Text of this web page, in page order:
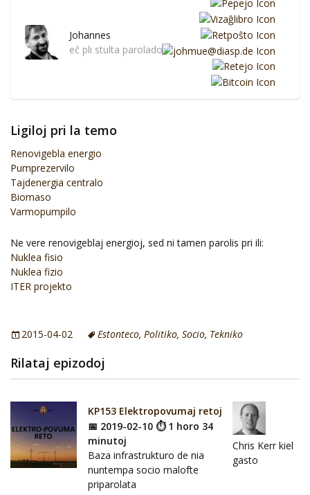
Johannes
eĉ pli stulta parolado
Ligiloj pri la temo
Renovigebla energio
Pumprezervilo
Tajdenergia centralo
Biomaso
Varmopumpilo
Ne vere renovigeblaj energioj, sed ni tamen parolis pri ili:
Nuklea fisio
Nuklea fizio
ITER projekto
2015-04-02 Estonteco, Politiko, Socio, Tekniko
Rilataj epizodoj
KP153 Elektropovumaj retoj
📅 2019-02-10 ⏱ 1 horo 34
minutoj
Baza infrastrukturo de nia
nuntempa socio malofte
priparolata
Chris Kerr kiel
gasto